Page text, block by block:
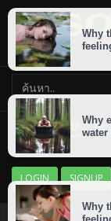
LOGIN SIGNUP